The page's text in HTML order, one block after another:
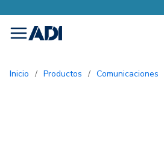
menu
Inicio / Productos / Comunicaciones